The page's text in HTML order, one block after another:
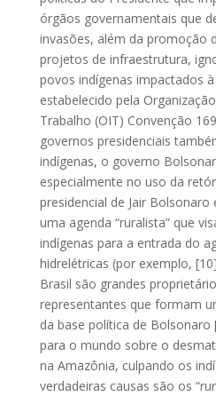
órgãos governamentais que
invasões, além da promoção
projetos de infraestrutura,
povos indígenas impactados
estabelecido pela
Trabalho (OIT) Convenção
governos presidenciais
indígenas, o governo
especialmente no uso da
presidencial de Jair
uma agenda “ruralista” que
indígenas para a entrada do
hidrelétricas (por exemplo,
Brasil são grandes
representantes que formam
da base política de
para o mundo sobre o
na Amazônia, culpando os
verdadeiras causas são os